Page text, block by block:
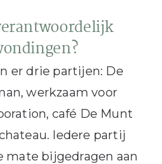
er drie partijen: De
werkzaam voor
café De Munt
Iedere partij
mate bijgedragen aan